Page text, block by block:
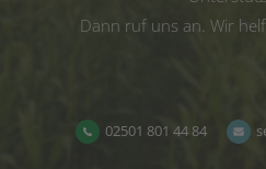
Dann ruf uns an. Wir
02501 801 44 84